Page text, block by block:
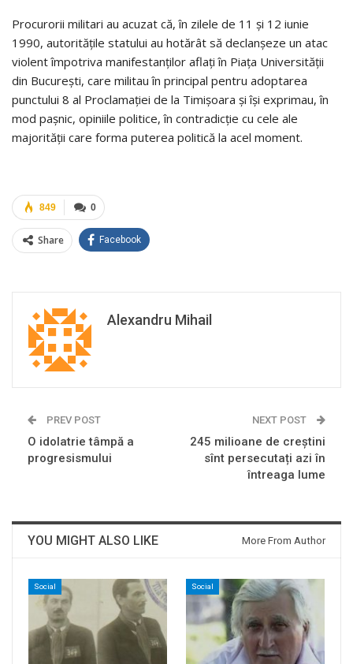
Procurorii militari au acuzat că, în zilele de 11 şi 12 iunie
1990, autorităţile statului au hotărât să declanşeze un atac
violent împotriva manifestanţilor aflaţi în Piaţa Universităţii
din Bucureşti, care militau în principal pentru adoptarea
punctului 8 al Proclamaţiei de la Timişoara şi îşi exprimau, în
mod paşnic, opiniile politice, în contradicţie cu cele ale
majorităţii care forma puterea politică la acel moment.
0
849
Share Facebook
Alexandru Mihail
PREV POST
O idolatrie tâmpă a
progresismului
NEXT POST
245 milioane de creștini
sînt persecutați azi în
întreaga lume
YOU MIGHT ALSO LIKE More From Author
Social Social